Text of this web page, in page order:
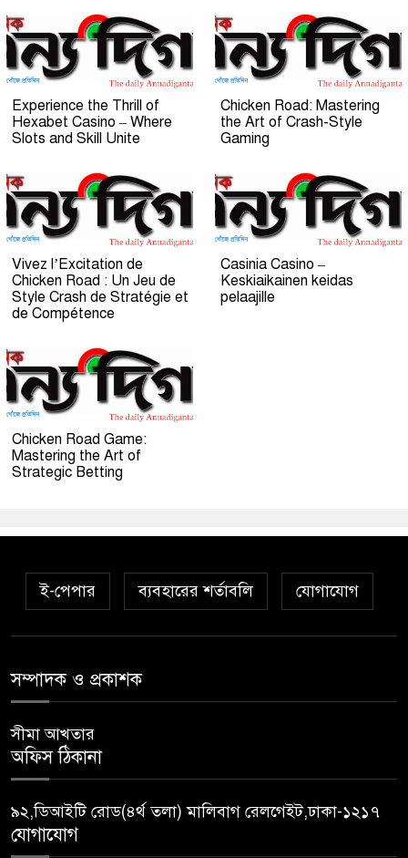
Experience the Thrill of
Hexabet Casino – Where
Slots and Skill Unite
Chicken Road: Mastering
the Art of Crash-Style
Gaming
Vivez l’Excitation de
Chicken Road : Un Jeu de
Style Crash de Stratégie et
de Compétence
Casinia Casino –
Keskiaikainen keidas
pelaajille
Chicken Road Game:
Mastering the Art of
Strategic Betting
ই-পেপার ব্যবহারের শর্তাবলি যোগাযোগ
সম্পাদক ও প্রকাশক
সীমা আখতার
অফিস ঠিকানা
৯২,ডিআইটি রোড(৪র্থ তলা) মালিবাগ রেলগেইট,ঢাকা-১২১৭
যোগাযোগ